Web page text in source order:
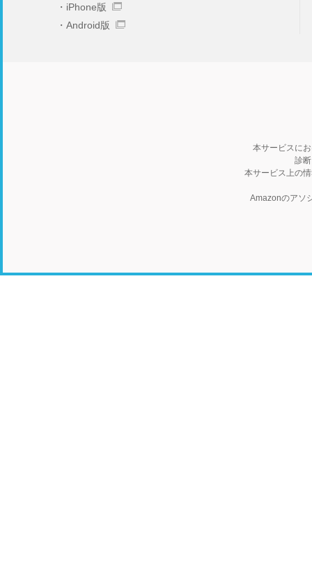
iPhone版
Android版
本サービスに
診
本サービス上の
Amazonのアソ